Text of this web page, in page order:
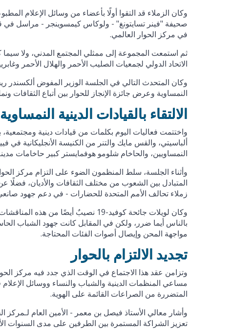
وكان الزملاء قد التقوا أولًا بأعضاء من وسائل الإعلام
في مركز الحوار العالمي.
ثم استمعت المجموعة إلى ممثلي المجتمع المدني، ولا
الاتحاد الدولي لجمعيات الصليب الأحمر والهلال الأحمر
وكان المتحدث التالي في الجلسة الوزير المفوض ألكسندر
النمساوية وعرض جائزة الإنجاز للحوار بين أتباع
الالتقاء بالقيادات الدينية النمساوية
واختتمت فعاليات اليوم بكلمات من قيادات دينية ومجتمعية،
ألباسيتي، والقس مايك والتنر من الكنيسة الأنجليكانية في
النمساويين، والحاخام شلومو هوفمايستر كبير حاخامات
وأثناء الجلسة، سلط المنظمون الضوء على التزام مركز
المتبادل بين الشعوب من مختلف الثقافات والأديان، فضلًا
زملاء تحالف الأمم المتحدة للحضارات - في دعم جهود
وكان لويلات جائحة كوفيد-19 نصيبٌ
بالناس أيما ضرر، ولكن في المقابل كانت جهود الشباب
مواجهة المحن وإيصال أصوات الفئات المحتاجة.
تجديد الالتزام بالحوار
وتزامن عقد هذا الاجتماع في الوقت الذي جدد فيه مركز
مساعي المنظمات الدينية والشباب والنساء ووسائل الإعلام
المتضررة من الصراعات القائمة على الهوية.
وأشار معالي الأستاذ فيصل بن معمر - الأمين العام لـمركز
تعزيز الشراكة المستمرة بين الطرفين على مدى السنوات